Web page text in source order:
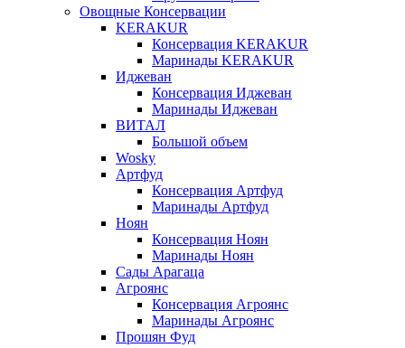
Овощные Консервации
KERAKUR
Консервация KERAKUR
Маринады KERAKUR
Иджеван
Консервация Иджеван
Маринады Иджеван
ВИТАЛ
Большой объем
Wosky
Артфуд
Консервация Артфуд
Маринады Артфуд
Ноян
Консервация Ноян
Маринады Ноян
Сады Арагаца
Агроянс
Консервация Агроянс
Маринады Агроянс
Прошян Фуд